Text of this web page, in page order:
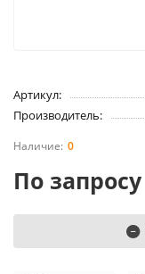
Артикул:
Производитель:
0
По запросу